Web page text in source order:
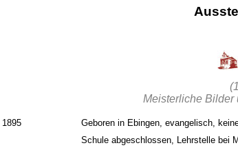
Meisterliche Bilder
1895
Geboren in Ebingen, evangelisch,
Schule abgeschlossen, Lehrstelle bei